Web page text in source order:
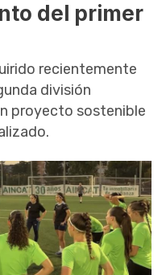
del primer
recientemente
división
proyecto sostenible